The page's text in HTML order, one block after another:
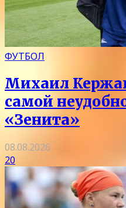
ФУТБОЛ
Михаил
самой
«Зенита»
08.08.2026
20